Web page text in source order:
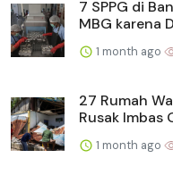
7 SPPG di
MBG karena
1 month ago
27 Rumah
Rusak Imbas
1 month ago